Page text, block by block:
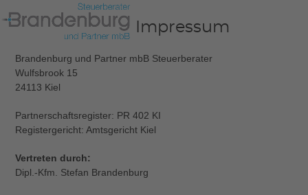
to
Open
menu
Close
menu
Impressum
Brandenburg und Partner mbB Steuerberater
Wulfsbrook 15
24113 Kiel
Partnerschaftsregister: PR 402 KI
Registergericht: Amtsgericht Kiel
Vertreten durch:
Dipl.-Kfm. Stefan Brandenburg